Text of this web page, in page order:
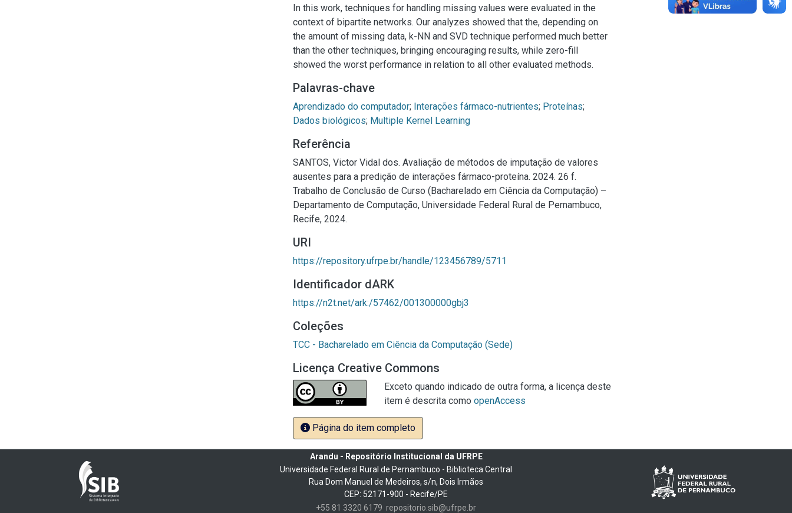
In this work, techniques for handling missing values were evaluated in the
context of bipartite networks. Our analyzes showed that the, depending on
the amount of missing data, k-NN and SVD technique performed much better
than the other techniques, bringing encouraging results, while zero-fill
showed the worst performance in relation to all other evaluated methods.
Palavras-chave
Aprendizado do computador; Interações fármaco-nutrientes; Proteínas;
Dados biológicos; Multiple Kernel Learning
Referência
SANTOS, Victor Vidal dos. Avaliação de métodos de imputação de valores
ausentes para a predição de interações fármaco-proteína. 2024. 26 f.
Trabalho de Conclusão de Curso (Bacharelado em Ciência da Computação) –
Departamento de Computação, Universidade Federal Rural de Pernambuco,
Recife, 2024.
URI
https://repository.ufrpe.br/handle/123456789/5711
Identificador dARK
https://n2t.net/ark:/57462/001300000gbj3
Coleções
TCC - Bacharelado em Ciência da Computação (Sede)
Licença Creative Commons
Exceto quando indicado de outra forma, a licença deste
item é descrita como openAccess
Página do item completo
Arandu - Repositório Institucional da UFRPE
Universidade Federal Rural de Pernambuco - Biblioteca Central
Rua Dom Manuel de Medeiros, s/n, Dois Irmãos
CEP: 52171-900 - Recife/PE
+55 81 3320 6179 repositorio.sib@ufrpe.br